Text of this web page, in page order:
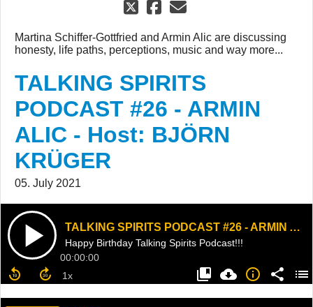
Martina Schiffer-Gottfried and Armin Alic are discussing
honesty, life paths, perceptions, music and way more...
TALKING SPIRITS
PODCAST #26 - ARMIN
ALIC - Host: BJÖRN
KRÜGER
05. July 2021
TALKING SPIRITS PODCAST #26 - ARMIN ALIC - Host: BJÖRN KRÜGER
Happy Birthday Talking Spirits Podcast!!!
00:00:00